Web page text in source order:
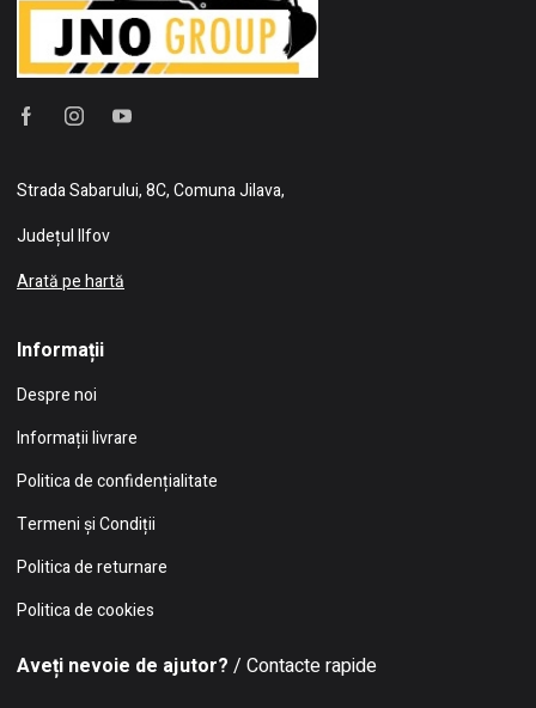
Strada Sabarului, 8C, Comuna Jilava,
Județul Ilfov
Arată pe hartă
Informații
Despre noi
Informații livrare
Politica de confidențialitate
Termeni și Condiții
Politica de returnare
Politica de cookies
Aveți nevoie de ajutor? / Contacte rapide